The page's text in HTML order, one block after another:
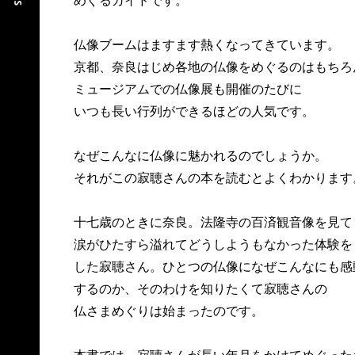
仏像ブームはますます熱くなってきています。
京都、奈良はじめ各地の仏像をめぐるのはもちろ
ミュージアムでの仏像展も開催のたびに
いつも長い行列ができるほどの人気です。
なぜこんなに仏像に魅かれるのでしょうか。
それがこの寂聴さんの本を読むとよくわかります
十七歳のときに奈良。法隆寺の百済観音像を見て
涙がひたすら溢れてどうしようもなかった体験を
した寂聴さん。ひとつの仏像になぜこんなにも感
するのか、そのわけを知りたくて寂聴さんの
仏さまめぐりは始まったのです。